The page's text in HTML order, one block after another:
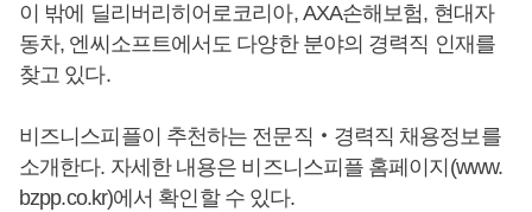
이 밖에 딜리버리히어로코리아, AXA손해보험, 현대자
동차, 엔씨소프트에서도 다양한 분야의 경력직 인재를
찾고 있다.
비즈니스피플이 추천하는 전문직‧경력직 채용정보를
소개한다. 자세한 내용은 비즈니스피플 홈페이지(www.
bzpp.co.kr)에서 확인할 수 있다.